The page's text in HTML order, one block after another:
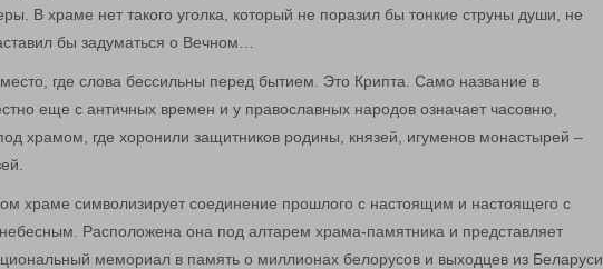
В храме нет такого уголка, который не поразил бы тонкие струны души, не
бы задуматься о Вечном…
где слова бессильны перед бытием. Это Крипта. Само название в
еще с античных времен и у православных народов означает часовню,
храмом, где хоронили защитников родины, князей, игуменов монастырей –
храме символизирует соединение прошлого с настоящим и настоящего с
Расположена она под алтарем храма-памятника и представляет
мемориал в память о миллионах белорусов и выходцев из Беларуси,